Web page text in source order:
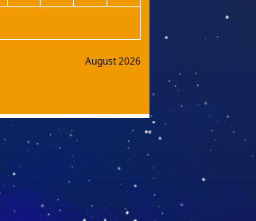
August 2026